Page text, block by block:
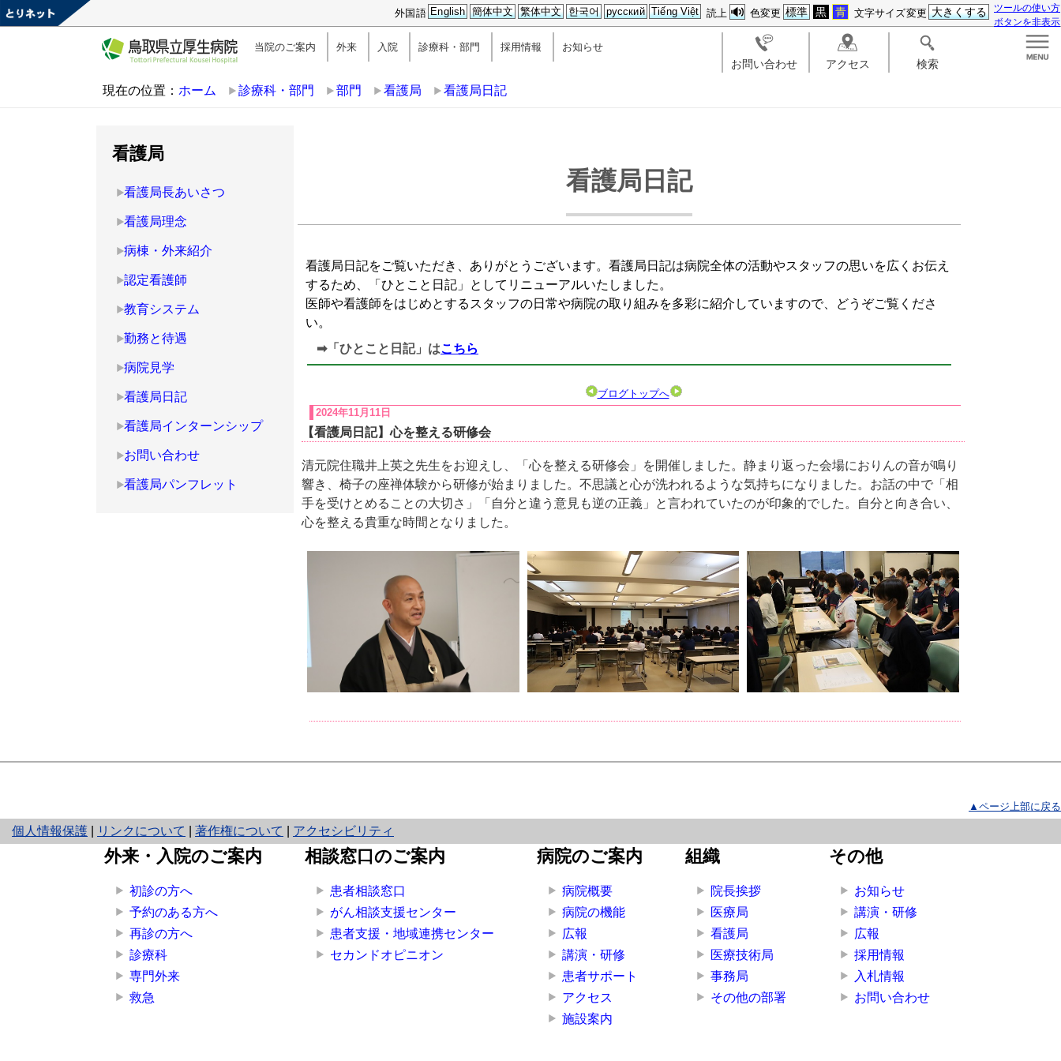
ツールの使い方
ボタンを非表示
文字サイズ変更 大きくする
色変更 標準 黒 青
読上
外国語 English 簡体中文 繁体中文 한국어 русский Tiếng Việt
当院のご案内 外来 入院 診療科・部門 採用情報 お知らせ
お問い合わせ アクセス 検索
現在の位置： ホーム 診療科・部門 部門 看護局 看護局日記
看護局
看護局長あいさつ
看護局理念
病棟・外来紹介
認定看護師
教育システム
勤務と待遇
病院見学
看護局日記
看護局インターンシップ
お問い合わせ
看護局パンフレット
看護局日記
看護局日記をご覧いただき、ありがとうございます。看護局日記は病院全体の活動やスタッフの思いを広くお伝え
するため、「ひとこと日記」としてリニューアルいたしました。
医師や看護師をはじめとするスタッフの日常や病院の取り組みを多彩に紹介していますので、どうぞご覧くださ
い。
➡「ひとこと日記」はこちら
ブログトップへ
2024年11月11日
【看護局日記】心を整える研修会
清元院住職井上英之先生をお迎えし、「心を整える研修会」を開催しました。静まり返った会場におりんの音が鳴り
響き、椅子の座禅体験から研修が始まりました。不思議と心が洗われるような気持ちになりました。お話の中で「相
手を受けとめることの大切さ」「自分と違う意見も逆の正義」と言われていたのが印象的でした。自分と向き合い、
心を整える貴重な時間となりました。
▲ページ上部に戻る
個人情報保護
と
り
ネ
リンクについて 著作権について アクセシビリティ
外来・入院のご案内
初診の方へ
予約のある方へ
再診の方へ
診療科
専門外来
救急
相談窓口のご案内
患者相談窓口
がん相談支援センター
患者支援・地域連携センター
セカンドオピニオン
病院のご案内
病院概要
病院の機能
広報
講演・研修
患者サポート
アクセス
施設案内
組織
院長挨拶
医療局
看護局
医療技術局
事務局
その他の部署
その他
お知らせ
講演・研修
広報
採用情報
入札情報
お問い合わせ